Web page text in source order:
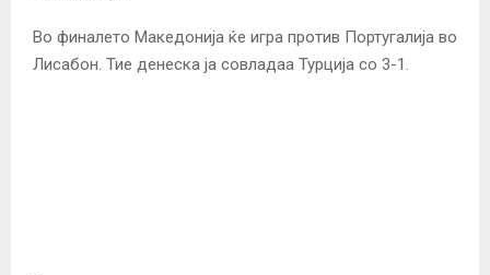
Во финалето Македонија ќе игра против Португалија во
Лисабон. Тие денеска ја совладаа Турција со 3-1.